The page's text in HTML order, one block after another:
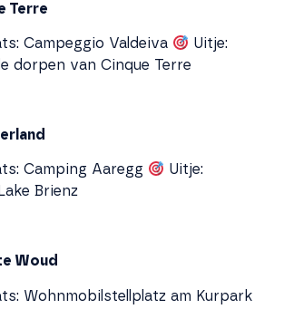
Terre
Campeggio Valdeiva
Uitje:
dorpen van Cinque Terre
Camping Aaregg
Uitje:
Brienz
Woud
Wohnmobilstellplatz am Kurpark